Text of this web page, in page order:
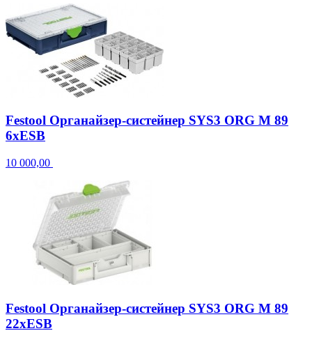
Festool Органайзер-систейнер SYS3 ORG M 89
6xESB
10 000,00
Festool Органайзер-систейнер SYS3 ORG M 89
22xESB